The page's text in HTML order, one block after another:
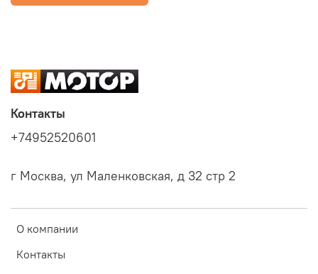
О компании
Контакты
Контакты
+74952520601
г Москва, ул Маленковская, д 32 стр 2